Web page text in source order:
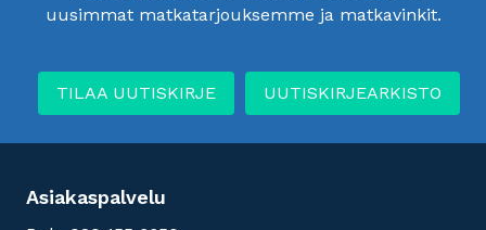
uusimmat matkatarjouksemme ja matkavinkit.
TILAA UUTISKIRJE UUTISKIRJEARKISTO
Asiakaspalvelu